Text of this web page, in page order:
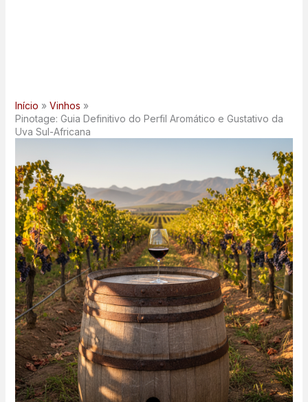
Início
Vinhos
Pinotage: Guia Definitivo do Perfil Aromático e Gustativo da
Uva Sul-Africana